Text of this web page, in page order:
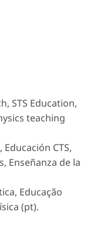
STS Education,
teaching
CTS,
Enseñanza de la
Educação
(pt).